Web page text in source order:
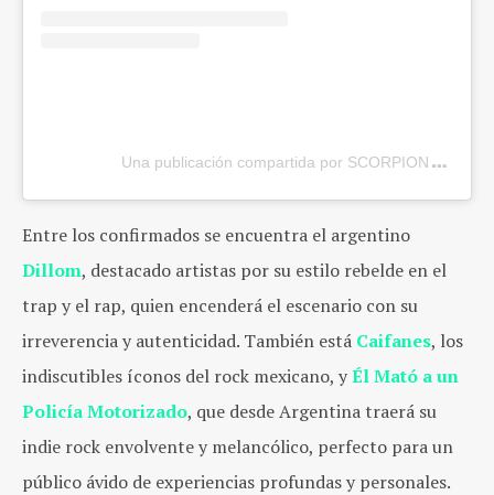
Una publicación compartida por SCORPIONS
Entre los confirmados se encuentra el argentino
Dillom, destacado artistas por su estilo rebelde en el
trap y el rap, quien encenderá el escenario con su
irreverencia y autenticidad. También está Caifanes, los
indiscutibles íconos del rock mexicano, yÉl Mató a un
Policía Motorizado, que desde Argentina traerá su
indie rock envolvente y melancólico, perfecto para un
público ávido de experiencias profundas y personales.